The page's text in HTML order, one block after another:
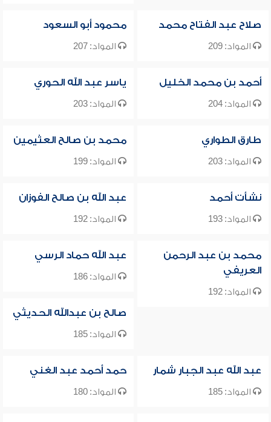
صلاح عبد الفتاح محمد
المواد: 209
محمود أبو السعود
المواد: 207
أحمد بن محمد الخليل
المواد: 204
ياسر عبد الله الحوري
المواد: 203
طارق الطواري
المواد: 203
محمد بن صالح العثيمين
المواد: 199
نشأت أحمد
المواد: 193
عبد الله بن صالح الفوزان
المواد: 192
محمد بن عبد الرحمن
العريفي
المواد: 192
عبد الله حماد الرسي
المواد: 186
صالح بن عبدالله الحديثي
المواد: 185
عبد الله عبد الجبار شمار
المواد: 185
حمد أحمد عبد الغني
المواد: 180